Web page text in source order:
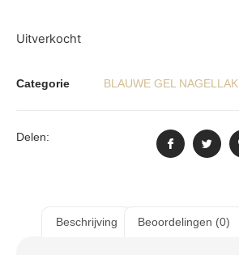
Uitverkocht
Categorie BLAUWE GEL NAGELLAK
Delen:
Beschrijving Beoordelingen (0)